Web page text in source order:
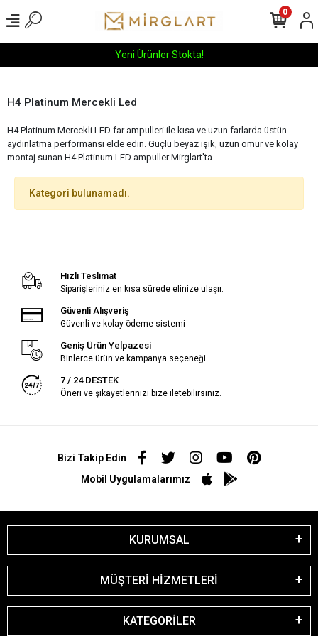
Yeni Ürünler Stokta!
0
H4 Platinum Mercekli Led
H4 Platinum Mercekli LED far ampulleri ile kısa ve uzun farlarda üstün
aydınlatma performansı elde edin. Güçlü beyaz ışık, uzun ömür ve kolay
montaj sunan H4 Platinum LED ampuller Mirglart'ta.
Kategori bulunamadı.
Hızlı Teslimat
Siparişleriniz en kısa sürede elinize ulaşır.
Güvenli Alışveriş
Güvenli ve kolay ödeme sistemi
Geniş Ürün Yelpazesi
Binlerce ürün ve kampanya seçeneği
7 / 24 DESTEK
Öneri ve şikayetlerinizi bize iletebilirsiniz.
Bizi Takip Edin
Mobil Uygulamalarımız
KURUMSAL
MÜŞTERİ HİZMETLERİ
KATEGORİLER